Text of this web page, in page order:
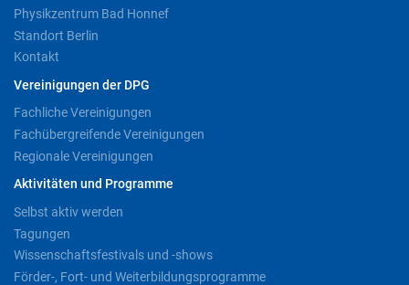
Physikzentrum Bad Honnef
Standort Berlin
Kontakt
Vereinigungen der DPG
Fachliche Vereinigungen
Fachübergreifende Vereinigungen
Regionale Vereinigungen
Aktivitäten und Programme
Selbst aktiv werden
Tagungen
Wissenschaftsfestivals und -shows
Förder-, Fort- und Weiterbildungsprogramme